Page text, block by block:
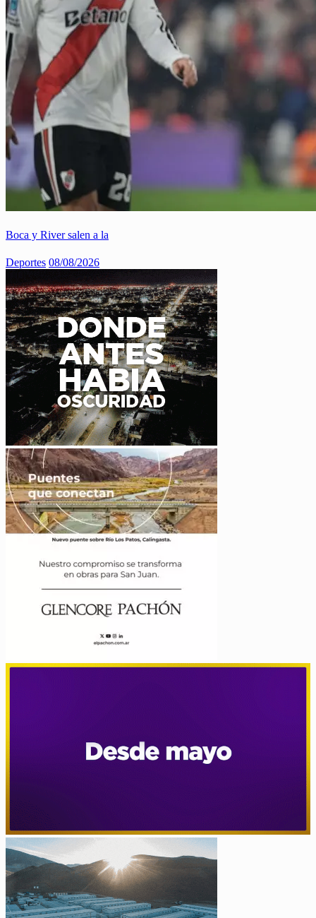
Boca y River salen a la
Deportes 08/08/2026